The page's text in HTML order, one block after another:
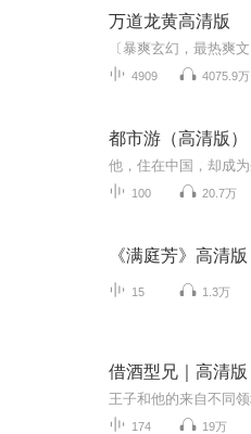
万道龙黄高清版
4909 4075.9万
都市游（高清版）
100 20.7万
《满庭芳》高清版
15 1.3万
借酒型兄｜高清版
174 19万